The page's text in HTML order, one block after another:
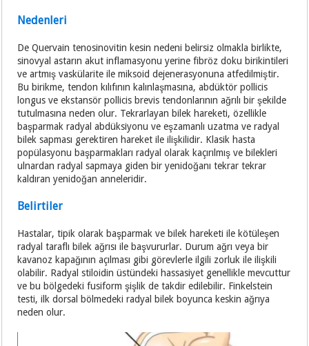
Nedenleri
De Quervain tenosinovitin kesin nedeni belirsiz olmakla birlikte,
sinovyal astarın akut inflamasyonu yerine fibröz doku birikintileri
ve artmış vaskülarite ile miksoid dejenerasyonuna atfedilmiştir.
Bu birikme, tendon kılıfının kalınlaşmasına, abdüktör pollicis
longus ve ekstansör pollicis brevis tendonlarının ağrılı bir şekilde
tutulmasına neden olur. Tekrarlayan bilek hareketi, özellikle
başparmak radyal abdüksiyonu ve eşzamanlı uzatma ve radyal
bilek sapması gerektiren hareket ile ilişkilidir. Klasik hasta
popülasyonu başparmakları radyal olarak kaçırılmış ve bilekleri
ulnardan radyal sapmaya giden bir yenidoğanı tekrar tekrar
kaldıran yenidoğan anneleridir.
Belirtiler
Hastalar, tipik olarak başparmak ve bilek hareketi ile kötüleşen
radyal taraflı bilek ağrısı ile başvururlar. Durum ağrı veya bir
kavanoz kapağının açılması gibi görevlerle ilgili zorluk ile ilişkili
olabilir. Radyal stiloidin üstündeki hassasiyet genellikle mevcuttur
ve bu bölgedeki fusiform şişlik de takdir edilebilir. Finkelstein
testi, ilk dorsal bölmedeki radyal bilek boyunca keskin ağrıya
neden olur.